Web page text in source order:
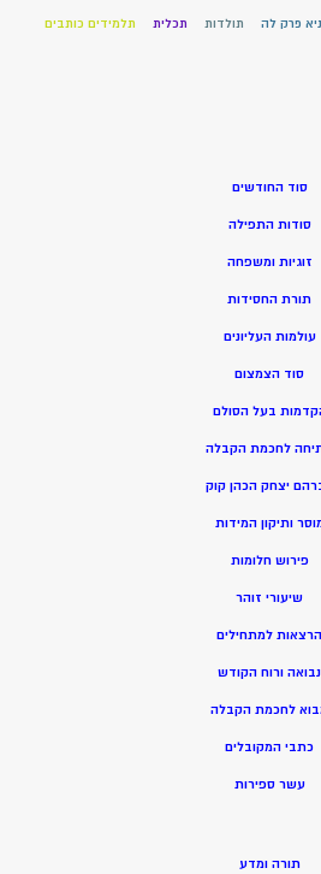
פרק לה תולדות תכלית תלמידים כותבים
סוד החודשים
סודות התפילה
זוגיות ומשפחה
תורת החסידות
עולמות העליונים
סוד הצמצום
בעל הסולם
לחכמת הקבלה
יצחק הכהן קוק
ותיקון המידות
פירוש חלומות
שיעורי זוהר
הרצאות למתחילים
נבואה ורוח הקודש
בוא לחכמת הקבלה
כתבי המקובלים
עשר ספירות
תורה ומדע